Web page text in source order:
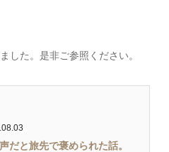
した。是非ご参照ください。
だと旅先で褒められた話。